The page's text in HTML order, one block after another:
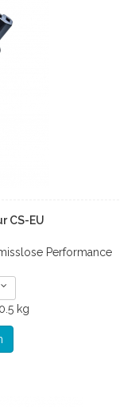
CS-EU
Performance
0.5 kg